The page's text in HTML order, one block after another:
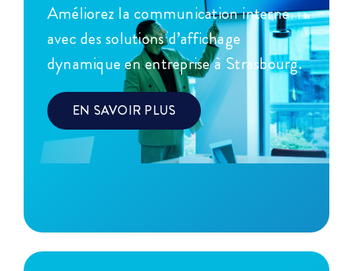
Améliorez la communication interne
avec des solutions d’affichage
dynamique en entreprise à Strasbourg.
EN SAVOIR PLUS